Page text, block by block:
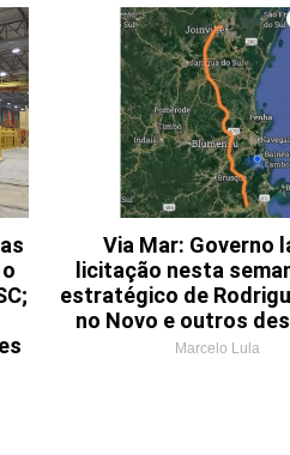
Via Mar: Governo
licitação nesta
estratégico de
no Novo e outros
Marcelo Lula